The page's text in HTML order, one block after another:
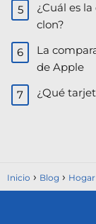
¿Cuál es
clon?
La
de Apple
¿Qué
Inicio Blog Hogar